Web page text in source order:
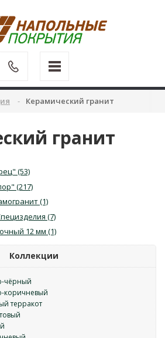
Керамический гранит
гранит
(53)
(217)
(1)
(7)
12 мм (1)
Коллекции
чёрный
коричневый
терракот